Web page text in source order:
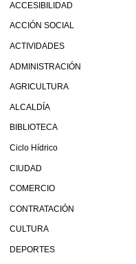
ACCESIBILIDAD
ACCIÓN SOCIAL
ACTIVIDADES
ADMINISTRACIÓN
AGRICULTURA
ALCALDÍA
BIBLIOTECA
Ciclo Hídrico
CIUDAD
COMERCIO
CONTRATACIÓN
CULTURA
DEPORTES